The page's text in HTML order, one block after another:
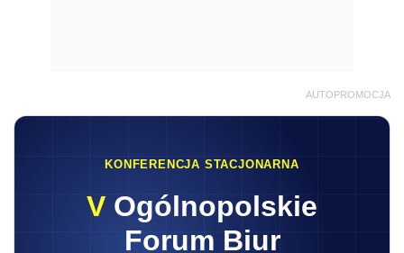
AUTOPROMOCJA
KONFERENCJA STACJONARNA
V Ogólnopolskie
Forum Biur